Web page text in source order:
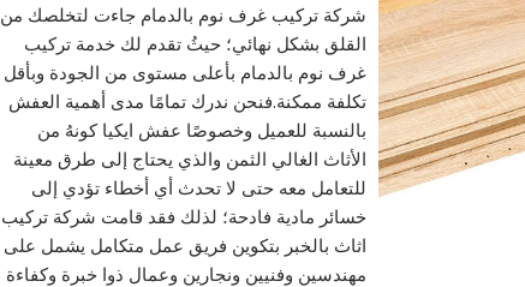
شركة تركيب غرف نوم بالدمام جاءت لتخلصك من
القلق بشكل نهائي؛ حيثُ تقدم لك خدمة تركيب
غرف نوم بالدمام بأعلى مستوى من الجودة وبأقل
تكلفة ممكنة.فنحن ندرك تمامًا مدى أهمية العفش
بالنسبة للعميل وخصوصًا عفش ايكيا كونهُ من
الأثاث الغالي الثمن والذي يحتاج إلى طرق معينة
للتعامل معه حتى لا تحدث أي أخطاء تؤدي إلى
خسائر مادية فادحة؛ لذلك فقد قامت شركة تركيب
اثاث بالخبر بتكوين فريق عمل متكامل يشمل على
مهندسين وفنيين ونجارين وعمال ذوا خبرة وكفاءة